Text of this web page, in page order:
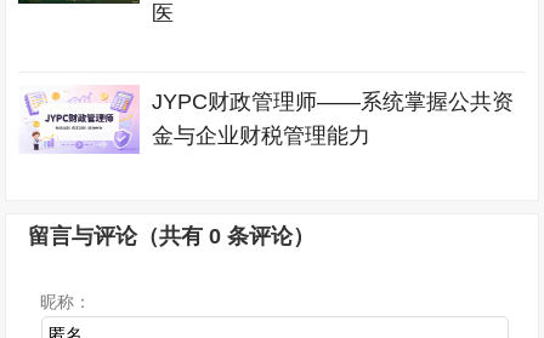
医
JYPC财政管理师——系统掌握公共资
金与企业财税管理能力
留言与评论（共有0 条评论）
昵称：